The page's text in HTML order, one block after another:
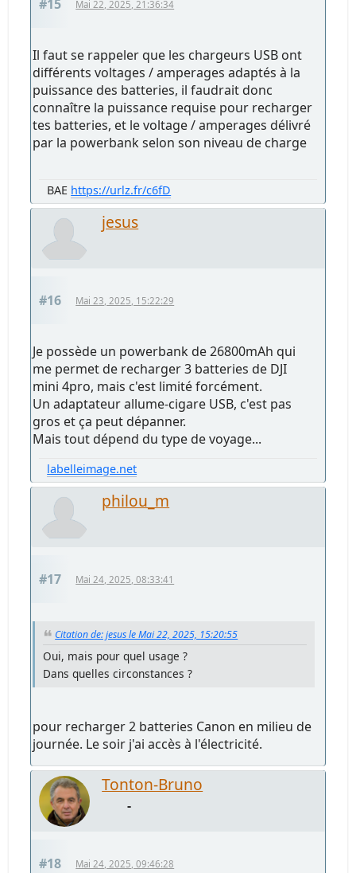
#15 Mai 22, 2025, 21:36:34
Il faut se rappeler que les chargeurs USB ont
différents voltages / amperages adaptés à la
puissance des batteries, il faudrait donc
connaître la puissance requise pour recharger
tes batteries, et le voltage / amperages délivré
par la powerbank selon son niveau de charge
BAE https://urlz.fr/c6fD
jesus
#16 Mai 23, 2025, 15:22:29
Je possède un powerbank de 26800mAh qui
me permet de recharger 3 batteries de DJI
mini 4pro, mais c'est limité forcément.
Un adaptateur allume-cigare USB, c'est pas
gros et ça peut dépanner.
Mais tout dépend du type de voyage...
labelleimage.net
philou_m
#17 Mai 24, 2025, 08:33:41
Citation de: jesus le Mai 22, 2025, 15:20:55
Oui, mais pour quel usage ?
Dans quelles circonstances ?
pour recharger 2 batteries Canon en milieu de
journée. Le soir j'ai accès à l'électricité.
Tonton-Bruno
-
#18 Mai 24, 2025, 09:46:28